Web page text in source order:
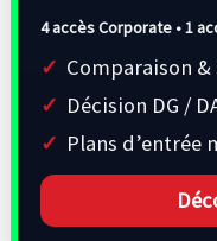
4 accès Corporate • 1
Comparaison
Décision DG /
Plans d’entrée